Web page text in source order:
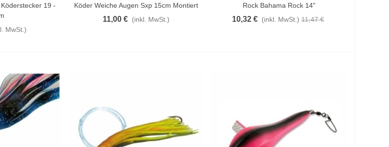
19 -
MwSt.)
Köder Weiche Augen Sxp 15cm Montiert
11,00 € (inkl. MwSt.)
Rock Bahama Rock 14"
10,32 € (inkl. MwSt.) 11,47 €